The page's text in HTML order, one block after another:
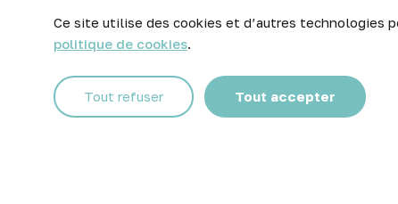
Ce site utilise des cookies et d’autres technologies
politique de cookies.
Tout accepter
Tout refuser